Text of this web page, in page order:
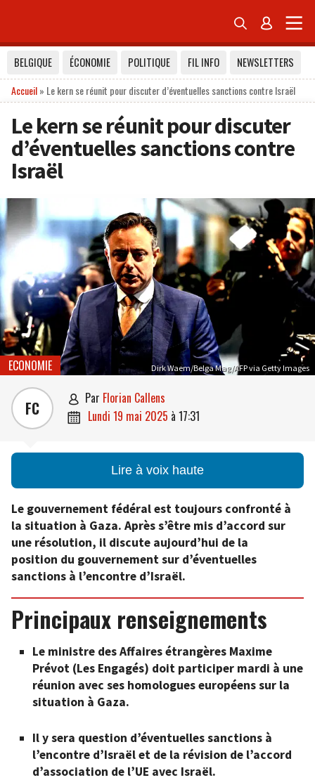
 
BELGIQUE ÉCONOMIE POLITIQUE FIL INFO
NEWSLETTERS
Accueil» Le kern se réunit pour discuter d’éventuelles sanctions contre Israël
Le kern se réunit pour discuter
d’éventuelles sanctions contre
Israël
Dirk Waem/Belga Mag/AFP via Getty Images
ECONOMIE
FC  par Florian Callens
 lundi 19 mai 2025 à 17:31
Lire à voix haute
Le gouvernement fédéral est toujours confronté à
la situation à Gaza. Après s’être mis d’accord sur
une résolution, il discute aujourd’hui de la
position du gouvernement sur d’éventuelles
sanctions à l’encontre d’Israël.
Principaux renseignements
Le ministre des Affaires étrangères Maxime
Prévot (Les Engagés) doit participer mardi à une
réunion avec ses homologues européens sur la
situation à Gaza.
Il y sera question d’éventuelles sanctions à
l’encontre d’Israël et de la révision de l’accord
d’association de l’UE avec Israël.